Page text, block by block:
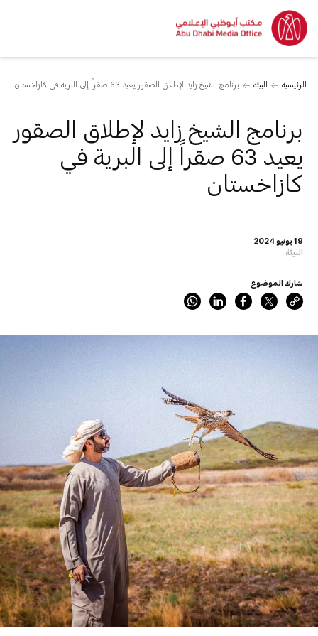
الرئيسية البيئة برنامج الشيخ زايد لإطلاق الصقور يعيد 63 صقراً إلى البرية في كازاخستان
19 يونيو 2024
البيئة
برنامج الشيخ زايد لإطلاق الصقور
يعيد 63 صقراً إلى البرية في
كازاخستان
شارك الموضوع